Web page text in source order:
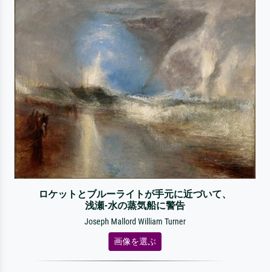
ロケットとブルーライトが手元に近づいて、
浅瀬-水の蒸気船に警告
Joseph Mallord William Turner
画像を選ぶ